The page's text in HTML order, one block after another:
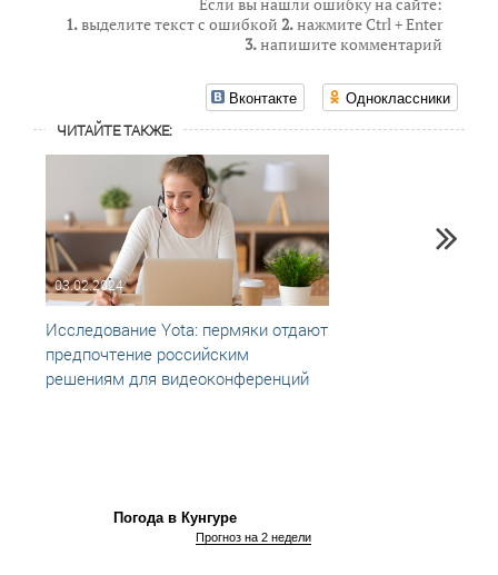
Если вы нашли ошибку на сайте:
1.выделите текст с ошибкой 2.нажмите Ctrl + Enter
3.напишите комментарий
Вконтакте Одноклассники
ЧИТАЙТЕ ТАКЖЕ:
03.02.2024
Исследование Yota: пермяки отдают
предпочтение российским
решениям для видеоконференций
Погода в Кунгуре
Прогноз на 2 недели